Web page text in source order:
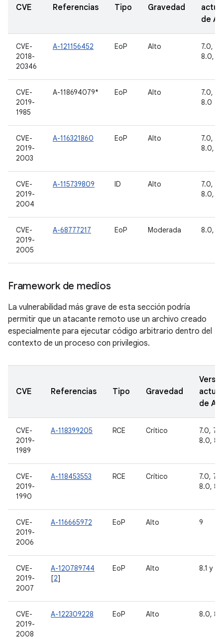
CVE Referencias Tipo Gravedad
de
CVE-
2018-
20346
A-121156452 EoP Alto
7.0,
8.0,
CVE-
2019-
1985
A-118694079* EoP Alto
7.0,
8.0
CVE-
2019-
2003
A-116321860 EoP Alto
7.0,
8.0,
CVE-
2019-
2004
A-115739809 ID Alto
7.0,
8.0,
CVE-
2019-
2005
A-68777217 EoP Moderada 8.0,
Framework de medios
La vulnerabilidad más grave de esta sección podría
permitir que un atacante remoto use un archivo creado
especialmente para ejecutar código arbitrario dentro del
contexto de un proceso con privilegios.
CVE Referencias Tipo Gravedad
de
CVE-
2019-
1989
A-118399205 RCE Crítico
7.0,
8.0,
CVE-
2019-
1990
A-118453553 RCE Crítico
7.0,
8.0,
CVE-
2019-
2006
A-116665972 EoP Alto 9
CVE-
2019-
2007
A-120789744
[2]
EoP Alto 8.1 y 9
CVE-
2019-
2008
A-122309228 EoP Alto 8.0,